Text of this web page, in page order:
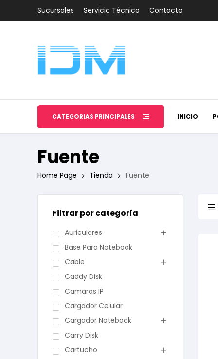
Sucursales Servicio Técnico Contacto
CATEGORÍAS PRINCIPALES INICIO
Fuente
Home Page Tienda Fuente
Filtrar por categoría
Auriculares
Base Para Notebook
Cable
Caddy Disk
Camaras IP
Cargador Celular
Cargador Notebook
Carry Disk
Cartucho